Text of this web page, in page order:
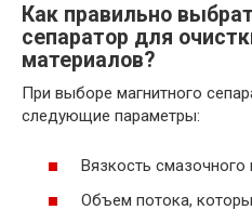
Как правильно
сепаратор для
материалов?
При выборе магнитного
следующие параметры:
Вязкость смазочного
Объем потока,